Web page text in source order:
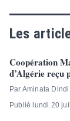
Les
Coopération
d’Algérie reçu
Par Aminata
Publié lundi 20